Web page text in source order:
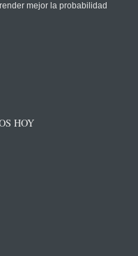
mejor la probabilidad
HOY